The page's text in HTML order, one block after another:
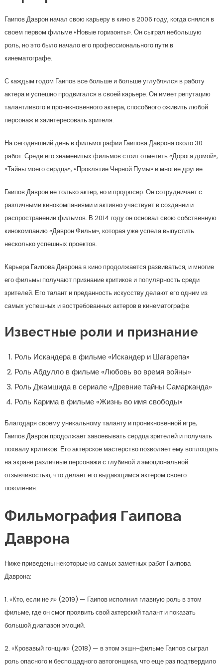
Гаипов Даврон начал свою карьеру в кино в 2006 году, когда снялся в
своем первом фильме «Новые горизонты». Он сыграл небольшую
роль, но это было начало его профессионального пути в
кинематографе.
С каждым годом Гаипов все больше и больше углублялся в работу
актера и успешно продвигался в своей карьере. Он имеет репутацию
талантливого и проникновенного актера, способного оживить любой
персонаж и заинтересовать зрителя.
На сегодняшний день в фильмографии Гаипова Даврона около 30
работ. Среди его знаменитых фильмов стоит отметить «Дорога домой»,
«Тайны моего сердца», «Проклятие Черной Пумы» и многие другие.
Гаипов Даврон не только актер, но и продюсер. Он сотрудничает с
различными кинокомпаниями и активно участвует в создании и
распространении фильмов. В 2014 году он основал свою собственную
кинокомпанию «Даврон Фильм», которая уже успела выпустить
несколько успешных проектов.
Карьера Гаипова Даврона в кино продолжается развиваться, и многие
его фильмы получают признание критиков и популярность среди
зрителей. Его талант и преданность искусству делают его одним из
самых успешных и востребованных актеров в кинематографе.
Известные роли и признание
Роль Искандера в фильме «Искандер и Шагарепа»
Роль Абдулло в фильме «Любовь во время войны»
Роль Джамшида в сериале «Древние тайны Самарканда»
Роль Карима в фильме «Жизнь во имя свободы»
Благодаря своему уникальному таланту и проникновенной игре,
Гаипов Даврон продолжает завоевывать сердца зрителей и получать
похвалу критиков. Его актерское мастерство позволяет ему воплощать
на экране различные персонажи с глубиной и эмоциональной
отзывчивостью, что делает его выдающимся актером своего
поколения.
Фильмография Гаипова
Даврона
Ниже приведены некоторые из самых заметных работ Гаипова
Даврона:
1. «Кто, если не я» (2019) — Гаипов исполнил главную роль в этом
фильме, где он смог проявить свой актерский талант и показать
большой диапазон эмоций.
2. «Кровавый гонщик» (2018) — в этом экшн-фильме Гаипов сыграл
роль опасного и беспощадного автогонщика, что еще раз подтвердило